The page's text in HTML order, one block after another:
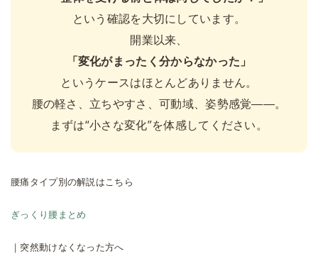
という確認を大切にしています。
開業以来、
「変化がまったく分からなかった」
というケースはほとんどありません。
腰の軽さ、立ちやすさ、可動域、姿勢感覚――。
まずは“小さな変化”を体感してください。
腰痛タイプ別の解説はこちら
ぎっくり腰まとめ
｜突然動けなくなった方へ